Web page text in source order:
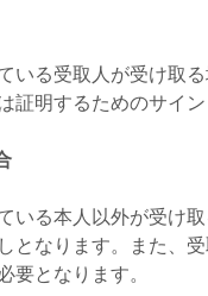
いる受取人が受け取
証明するためのサイ
いる本人以外が受け
となります。また、
要となります。